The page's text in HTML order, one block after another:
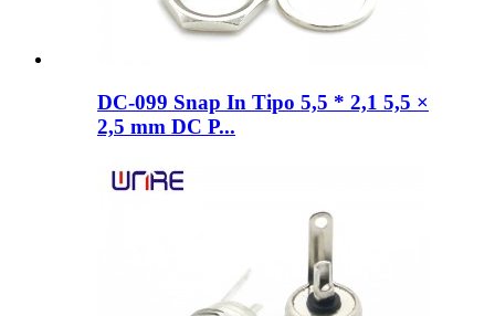
DC-099 Snap In Tipo 5,5 * 2,1 5,5 ×
2,5 mm DC P...